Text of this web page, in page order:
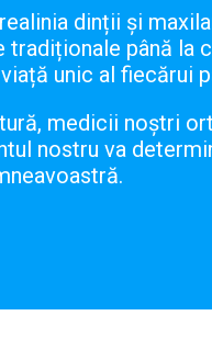
dinții și
tradiționale până la
unic al fiecărui
medicii noștri
nostru va